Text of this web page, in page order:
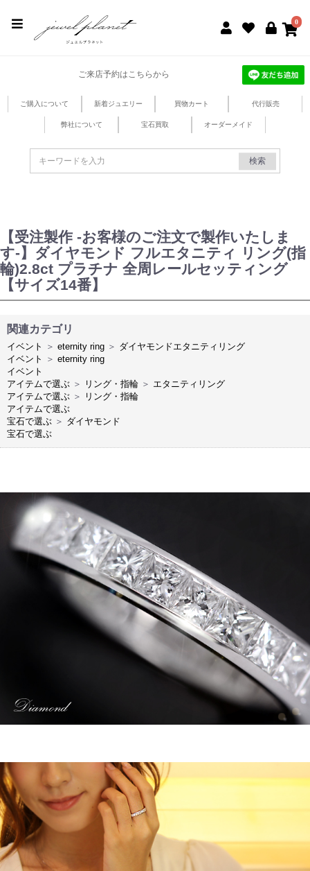
0
ご来店予約はこちらから
ご購入について 新着ジュエリー 買物カート 代行販売
弊社について 宝石買取 オーダーメイド
検索
【受注製作 -お客様のご注文で製作いたしま
す-】ダイヤモンド フルエタニティ リング(指
輪)2.8ct プラチナ 全周レールセッティング
【サイズ14番】
関連カテゴリ
イベント ＞ eternity ring ＞ ダイヤモンドエタニティリング
イベント
＞ eternity ring
イベント
アイテムで選ぶ ＞ リング・指輪 ＞ エタニティリング
アイテムで選ぶ ＞
リング・指輪
アイテムで選ぶ
宝石で選ぶ ＞ ダイヤモンド
宝石で選ぶ